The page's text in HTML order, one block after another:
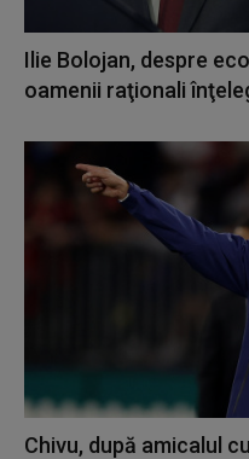
Ilie Bolojan, despre
oamenii raţionali
Chivu, după amicalul